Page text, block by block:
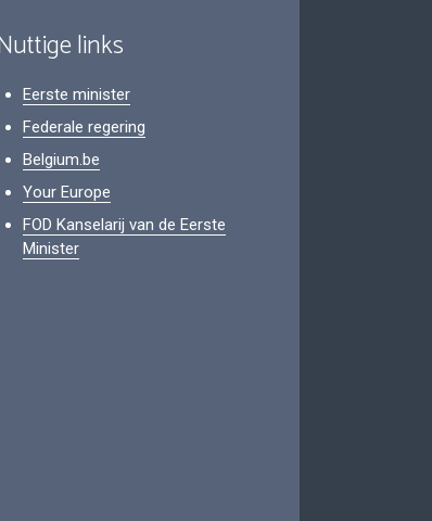
links
Eerste minister
Federale regering
Belgium.be
Your Europe
FOD Kanselarij van de Eerste
Minister